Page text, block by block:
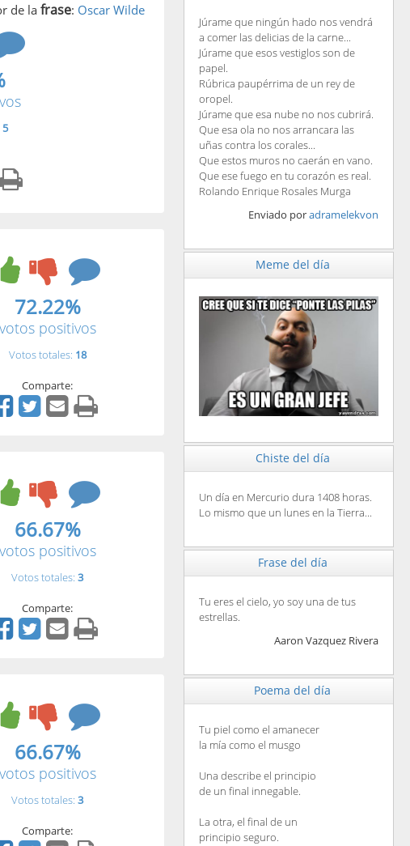
de la frase: Oscar Wilde
5
72.22%
votos positivos
Votos totales: 18
Comparte:
66.67%
votos positivos
Votos totales: 3
Comparte:
66.67%
votos positivos
Votos totales: 3
Comparte:
Júrame que ningún hado nos vendrá
a comer las delicias de la carne...
Júrame que esos vestiglos son de
papel.
Rúbrica paupérrima de un rey de
oropel.
Júrame que esa nube no nos cubrirá.
Que esa ola no nos arrancara las
uñas contra los corales...
Que estos muros no caerán en vano.
Que ese fuego en tu corazón es real.
Rolando Enrique Rosales Murga
Enviado poradramelekvon
Meme del día
Chiste del día
Un día en Mercurio dura 1408 horas.
Lo mismo que un lunes en la Tierra...
Frase del día
Tu eres el cielo, yo soy una de tus
estrellas.
Aaron Vazquez Rivera
Poema del día
Tu piel como el amanecer
la mía como el musgo
Una describe el principio
de un final innegable.
La otra, el final de un
principio seguro.